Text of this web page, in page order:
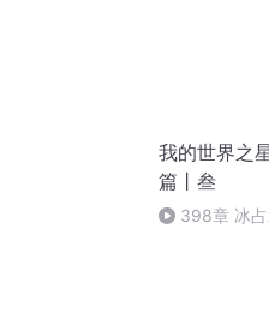
我的世界之
篇丨叁
398章 冰占